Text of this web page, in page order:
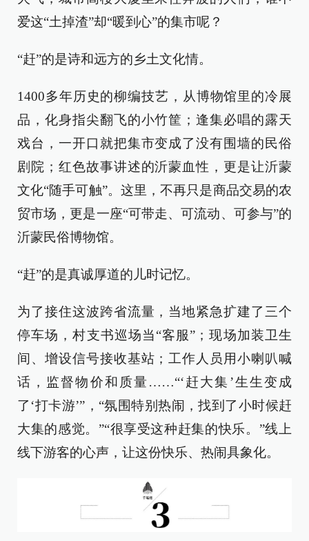
爱这“土掉渣”却“暖到心”的集市呢？
“赶”的是诗和远方的乡土文化情。
1400多年历史的柳编技艺，从博物馆里的冷展
品，化身指尖翻飞的小竹筐；逢集必唱的露天
戏台，一开口就把集市变成了没有围墙的民俗
剧院；红色故事讲述的沂蒙血性，更是让沂蒙
文化“随手可触”。这里，不再只是商品交易的农
贸市场，更是一座“可带走、可流动、可参与”的
沂蒙民俗博物馆。
“赶”的是真诚厚道的儿时记忆。
为了接住这波跨省流量，当地紧急扩建了三个
停车场，村支书巡场当“客服”；现场加装卫生
间、增设信号接收基站；工作人员用小喇叭喊
话，监督物价和质量……“‘赶大集’生生变成
了‘打卡游’”，“氛围特别热闹，找到了小时候赶
大集的感觉。”“很享受这种赶集的快乐。”线上
线下游客的心声，让这份快乐、热闹具象化。